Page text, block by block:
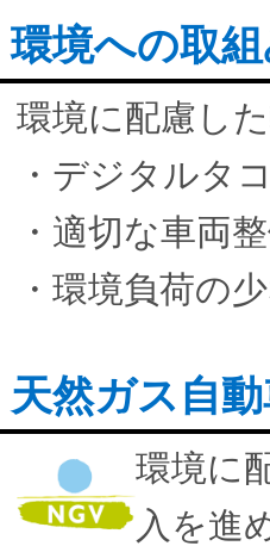
環境への取
環境に配慮し
・デジタルタ
・適切な車両
・環境負荷の
天然ガス自
環境に
入を進